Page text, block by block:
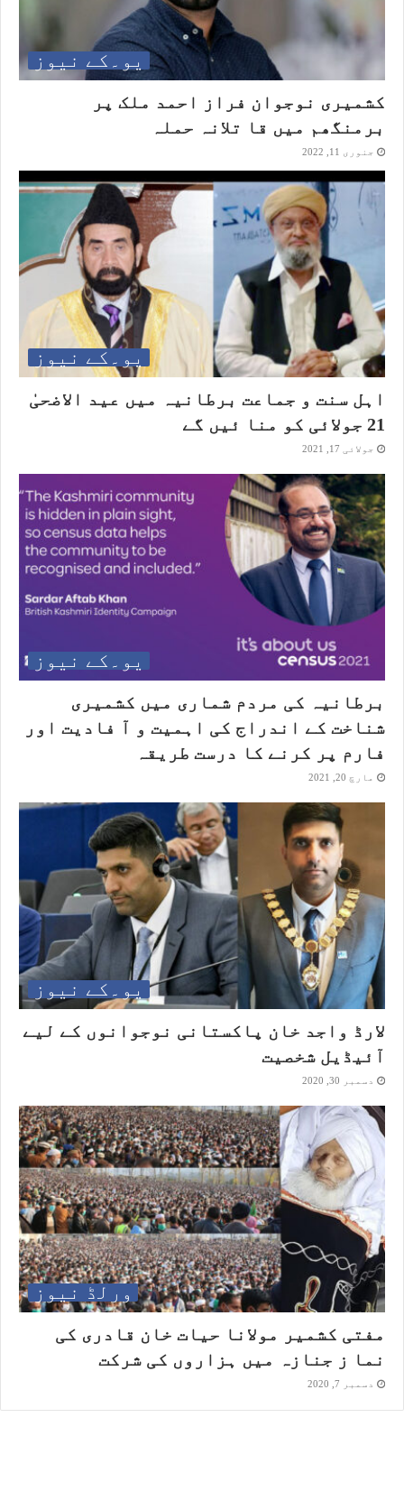
یو۔کے نیوز
کشمیری نوجوان فراز احمد ملک پر
برمنگھم میں قا تلانہ حملہ
جنوری 11, 2022
یو۔کے نیوز
اہل سنت و جماعت برطانیہ میں عید الاضحیٰ
21 جولائی کو منا ئیں گے
جولائی 17, 2021
یو۔کے نیوز
برطانیہ کی مردم شماری میں کشمیری
شناخت کے اندراج کی اہمیت و آ فادیت اور
فارم پر کرنے کا درست طریقہ
مارچ 20, 2021
یو۔کے نیوز
لارڈ واجد خان پاکستانی نوجوانوں کے لیے
آئیڈیل شخصیت
دسمبر 30, 2020
ورلڈ نیوز
مفتی کشمیر مولانا حیات خان قادری کی
نما ز جنازہ میں ہزاروں کی شرکت
دسمبر 7, 2020